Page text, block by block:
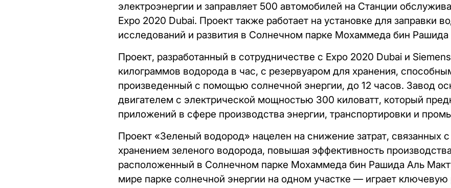
электроэнергии и заправляет 500 автомобилей на Станции
Expo 2020 Dubai. Проект также работает на установке для заправки
исследований и развития в Солнечном парке Мохаммеда бин
Проект, разработанный в сотрудничестве с Expo 2020 Dubai и
килограммов водорода в час, с резервуаром для хранения,
произведенный с помощью солнечной энергии, до 12 часов. Завод
двигателем с электрической мощностью 300 киловатт, который
приложений в сфере производства энергии, транспортировки и
Проект «Зеленый водород» нацелен на снижение затрат, связанных
хранением зеленого водорода, повышая эффективность
расположенный в Солнечном парке Мохаммеда бин Рашида Аль
мире парке солнечной энергии на одном участке — играет